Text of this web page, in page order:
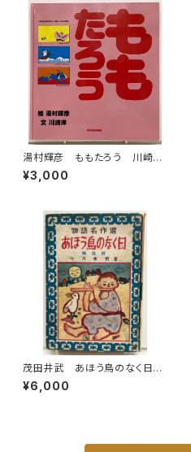
湯村輝彦 ももたろう 川崎
洋 1987年 初版 ミキハウ
ス
¥3,000
茂田井武 あほう鳥のなく日
小川未明 物語名作選 昭和2
6年（1951） 初版 カバーな
¥6,000